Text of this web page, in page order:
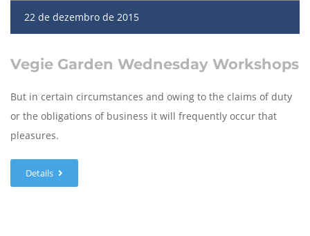
22 de dezembro de 2015
Vegie Garden Wednesday Workshops
But in certain circumstances and owing to the claims of duty
or the obligations of business it will frequently occur that
pleasures.
Details